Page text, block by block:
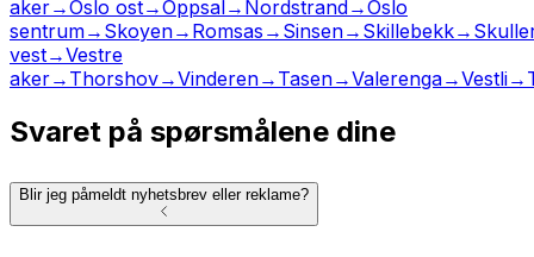
aker→Oslo ost→Oppsal→ Nordstrand→Oslo
sentrum→ Skoyen→ Romsas → Sinsen→ Skillebekk→
vest→Vestre
aker→ Thorshov→Vinderen→ Tasen→Valerenga→Vestli→
Svaret på spørsmålene dine
Blir jeg påmeldt nyhetsbrev eller reklame?